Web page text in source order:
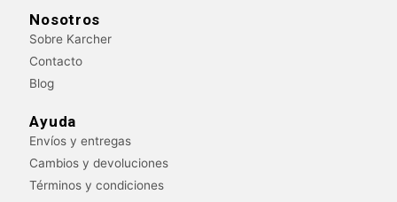
Nosotros
Sobre Karcher
Contacto
Blog
Ayuda
Envíos y entregas
Cambios y devoluciones
Términos y condiciones